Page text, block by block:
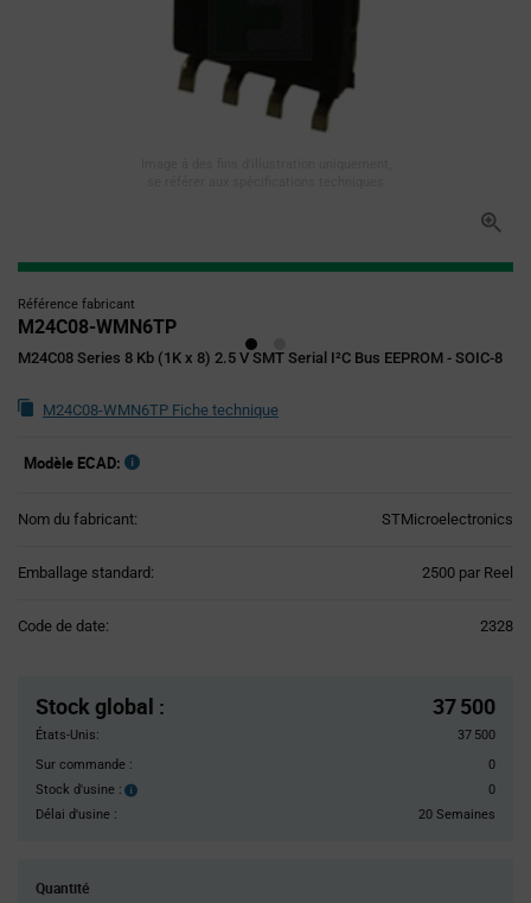
Référence fabricant
M24C08-WMN6TP
M24C08 Series 8 Kb (1K x 8) 2.5 V SMT Serial I²C Bus EEPROM - SOIC-8
M24C08-WMN6TP Fiche technique
Modèle ECAD:
Nom du fabricant: STMicroelectronics
Emballage standard: 2500 par Reel
Code de date: 2328
Stock global : 37 500
États-Unis:
37 500
Sur commande :
0
Stock d'usine :
Stock
0
Délai d'usine :
20 Semaines
Quantité